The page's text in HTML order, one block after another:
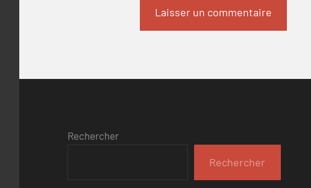
Rechercher
Rechercher